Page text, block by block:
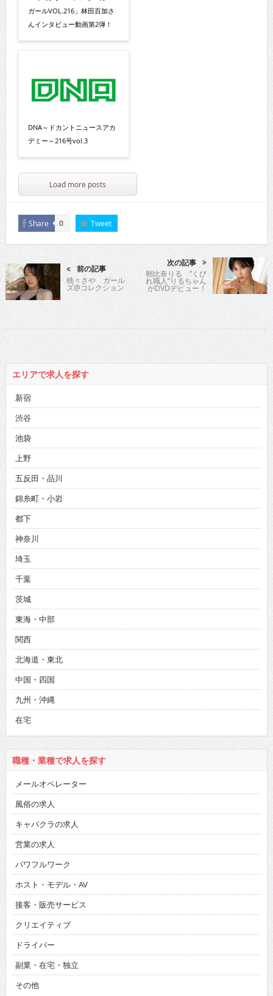
ガールVOL.216」林田百加さ
んインタビュー動画第2弾！
DNA～ドカントニュースアカ
デミー～216号vol.3
Load more posts
Share 0 Tweet
前の記事
桃々さや ガール
ズ@コレクション
次の記事
朝比奈りる “くび
れ職人”りるちゃん
がDVDデビュー！
エリアで求人を探す
新宿
渋谷
池袋
上野
五反田・品川
錦糸町・小岩
都下
神奈川
埼玉
千葉
茨城
東海・中部
関西
北海道・東北
中国・四国
九州・沖縄
在宅
職種・業種で求人を探す
メールオペレーター
風俗の求人
キャバクラの求人
営業の求人
パワフルワーク
ホスト・モデル・AV
接客・販売サービス
クリエイティブ
ドライバー
副業・在宅・独立
その他